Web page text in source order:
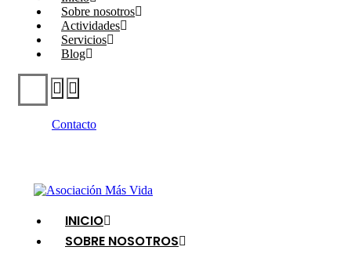
Sobre nosotros
Actividades
Servicios
Blog
Contacto
INICIO
SOBRE NOSOTROS